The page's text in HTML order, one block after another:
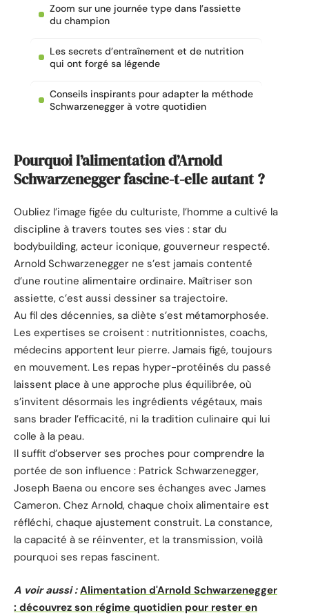
Zoom sur une journée type dans l’assiette
du champion
Les secrets d’entraînement et de nutrition
qui ont forgé sa légende
Conseils inspirants pour adapter la méthode
Schwarzenegger à votre quotidien
Pourquoi l’alimentation d’Arnold
Schwarzenegger fascine-t-elle autant ?
Oubliez l’image figée du culturiste, l’homme a cultivé la
discipline à travers toutes ses vies : star du
bodybuilding, acteur iconique, gouverneur respecté.
Arnold Schwarzenegger ne s’est jamais contenté
d’une routine alimentaire ordinaire. Maîtriser son
assiette, c’est aussi dessiner sa trajectoire.
Au fil des décennies, sa diète s’est métamorphosée.
Les expertises se croisent : nutritionnistes, coachs,
médecins apportent leur pierre. Jamais figé, toujours
en mouvement. Les repas hyper-protéinés du passé
laissent place à une approche plus équilibrée, où
s’invitent désormais les ingrédients végétaux, mais
sans brader l’efficacité, ni la tradition culinaire qui lui
colle à la peau.
Il suffit d’observer ses proches pour comprendre la
portée de son influence : Patrick Schwarzenegger,
Joseph Baena ou encore ses échanges avec James
Cameron. Chez Arnold, chaque choix alimentaire est
réfléchi, chaque ajustement construit. La constance,
la capacité à se réinventer, et la transmission, voilà
pourquoi ses repas fascinent.
A voir aussi : Alimentation d'Arnold Schwarzenegger
: découvrez son régime quotidien pour rester en